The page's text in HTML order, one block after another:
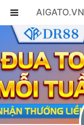
AIGATO.VN